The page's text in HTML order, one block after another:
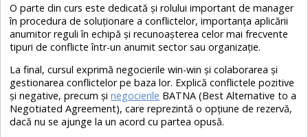
O parte din curs este dedicată și rolului important de manager
în procedura de soluționare a conflictelor, importanța aplicării
anumitor reguli în echipă și recunoașterea celor mai frecvente
tipuri de conflicte într-un anumit sector sau organizație.
La final, cursul exprimă negocierile win-win și colaborarea și
gestionarea conflictelor pe baza lor. Explică conflictele pozitive
și negative, precum șinegocierile BATNA (Best Alternative to a
Negotiated Agreement), care reprezintă o opțiune de rezervă,
dacă nu se ajunge la un acord cu partea opusă.